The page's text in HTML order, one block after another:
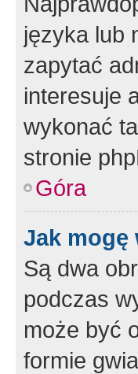
języka lub
zapytać
interesuje
wykonać
stronie
Góra
Jak mogę
Są dwa
podczas
może być
formie